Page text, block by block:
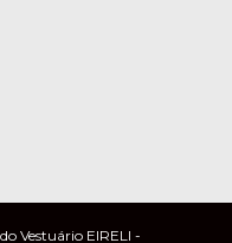
Vestuário EIRELI -